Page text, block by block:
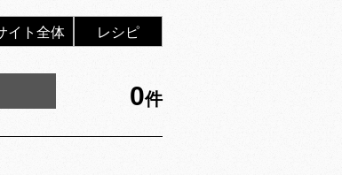
イト全体 レシピ
0件